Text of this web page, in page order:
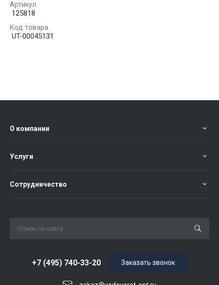
Артикул
125818
Код товара
UT-00045131
О компании
Услуги
Сотрудничество
+7 (495) 740-33-20 Заказать звонок